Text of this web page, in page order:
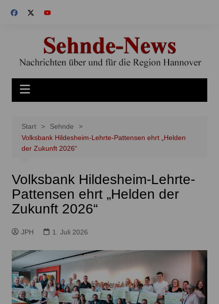
Inhalt
Start
Sehnde
Volksbank Hildesheim-Lehrte-Pattensen ehrt „Helden
der Zukunft 2026“
Volksbank Hildesheim-Lehrte-
Pattensen ehrt „Helden der
Zukunft 2026“
JPH 1. Juli 2026